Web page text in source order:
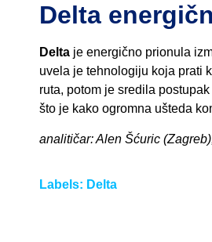
Delta
Delta je energično prionula
uvela je tehnologiju koja prati
ruta, potom je sredila
što je kako ogromna ušteda
analitičar: Alen Šćuric
Labels: Delta